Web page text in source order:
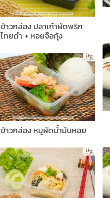
ข้าวกล่อง ปลาเก๋าผัดพริก
ไทยดำ + หอยจ๊อกุ้ง
ข้าวกล่อง หมูผัดน้ำมันหอย